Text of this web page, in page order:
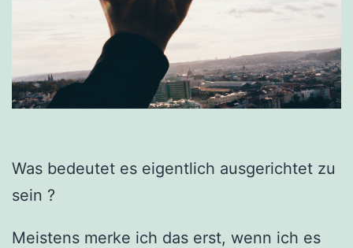
Was bedeutet es eigentlich ausgerichtet zu
sein ?
Meistens merke ich das erst, wenn ich es